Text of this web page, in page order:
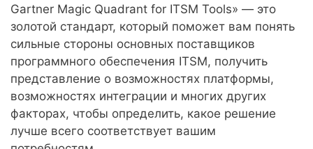
Gartner Magic Quadrant for ITSM Tools» — это
золотой стандарт, который поможет вам понять
сильные стороны основных поставщиков
программного обеспечения ITSM, получить
представление о возможностях платформы,
возможностях интеграции и многих других
факторах, чтобы определить, какое решение
лучше всего соответствует вашим